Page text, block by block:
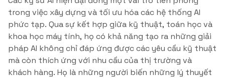
trong việc xây dựng và tối ưu hóa các hệ thống AI
phức tạp. Qua sự kết hợp giữa kỹ thuật, toán học và
khoa học máy tính, họ có khả năng tạo ra những giải
pháp AI không chỉ đáp ứng được các yêu cầu kỹ thuật
mà còn thích ứng với nhu cầu của thị trường và
khách hàng. Họ là những người biến những lý thuyết